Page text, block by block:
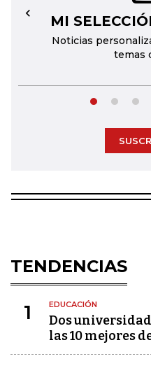
MI
Noticias
temas
←
TENDENCIAS
1 EDUCACIÓN
Dos
las 10 mejores